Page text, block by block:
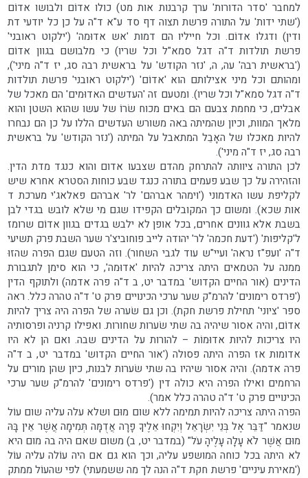
למחבר 'סדר הדורות' ערך קרבנות אות מט) כולו אדוֹם ולבושו אדוֹם
('שתי ידות' על התורה פרשת תצוה דף סד ע"א ד"ה על כן כל יודעי דת
ודין) ודגלו אדוֹם. וכל חייליו הם דמות 'אש אדוּמה' ('ילקוט ראובני'
פרשת תולדות ד"ה דגל סמא"ל וכל שריו) כי מלבושם בגוון אדוֹם
('בראשית רבה' עה, ה, 'נזר הקודש' על בראשית רבה סג, יז ד"ה מיני'),
ומהותם וכל מיני אצילותם הוא 'אדוֹם' ('ילקוט ראובני' פרשת תולדות
ד"ה דגל סמא"ל וכל שריו). ומטעם זה 'העדשים האדוּמים' הם מאכל של
אבלים, כי מחמת צבעם הם באים מכוח שׂרוֹ של עשו שהוא השטן והוא
מלאך המוות, וכיון שהמיתה באה משורש העדשים הללו על כן הם נבחרו
להיות מאכלו של האָבֵל המתאבל על המיתה ('נזר הקודש' על בראשית
רבה סג, יז ד"ה מיני').
לכן התורה ציוותה להתרחק מהדם שצבעו אדום והוא כנגד מדת הדין.
והזהירה על כך שבע פעמים בתורה כנגד שבע כוחות הסטרא אחרא שיש
לקליפת עשו האדמוני ('וימהר אברהם' לר' אברהם פאלאג'י מערכת ד
אות שכא). ומשום כך המקובלים הקפידו שגם מי שלא לובש בגדי לבן
בשבת אלא גוונים אחרים, בכל אופן לא ילבש בגדים בגוון אדוֹם שרומז
ל'קליפות' ('דעת חכמה' לר' יהודה לייב פוחוביצ'ר שער השבת פרק תשיעי
ד"ה 'ועפ"ז נראה' ועיי"ש עוד לגבי השחור). וזה הטעם שגם הפרה שהזוּ
ממנה על הטמאים היתה צריכה להיות 'אדוּמה', כי הוא סימן לתגבורת
הדינים (אור החיים הקדוש' במדבר יט, ב ד"ה פרה אדמה) ולתוקף הדין
('פרדס רימונים' להרמ"ק שער ערכי הכינויים פרק ט' ד"ה טהרה כלל. ראה
ספר 'ציוני' תחילת פרשת חקת). וכן גם שׂערה של הפרה היה צריך להיות
אדוֹם, והיה אסור שיהיה בה שתי שׂערות שחורות. ואפילו קרניה ופרסותיה
היו צריכות להיות אדוּמוֹת – להורות על הדינים שבה. ואם הן לא היו
אדומות אז הפרה היתה פסולה ('אור החיים הקדוש' במדבר יט, ב ד"ה
פרה אדמה). והיה אסור שיהיו בה שתי שׂערות לבנות, כיון שהן מורים על
הרחמים ואילו הפרה היא כולה דין ('פרדס רימונים' להרמ"ק שער ערכי
הכינויים פרק ט' ד"ה טהרה כלל אמר).
הפרה היתה צריכה להיות תמימה ללא שום מוּם ושלא עלה עליה שום עוֹל
שנאמר "דַּבֵּר אֶל בְּנֵי יִשְׂרָאֵל וְיִקְחוּ אֵלֶיךָ פָרָה אֲדֻמָּה תְּמִימָה אֲשֶׁר אֵין בָּהּ
מוּם אֲשֶׁר לֹא עָלָה עָלֶיהָ עֹל" (במדבר יט, ב) משום שאם היה בה מום היא
לא היתה בכל כוחה המושפע עליה, וכך הוא גם אם היה עוֹלה עליה עוֹל
('מאירת עיניים' פרשת חקת ד"ה הנה לך מה ששמעתי) לפי שהעוֹל ממתק